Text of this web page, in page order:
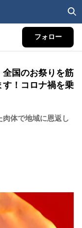
フォロー
全国のお祭りを筋
！コロナ禍を乗
体で地域に恩返し